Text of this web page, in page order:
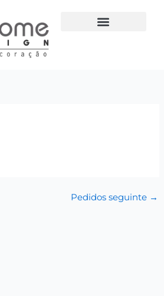
Pedidos seguinte →